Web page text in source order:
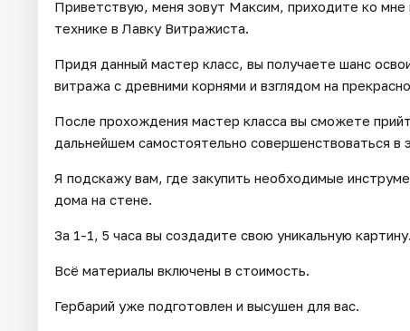
Приветствую, меня зовут Максим, приходите ко мне
технике в Лавку Витражиста.
Придя данный мастер класс, вы получаете шанс
витража с древними корнями и взглядом на
После прохождения мастер класса вы сможете
дальнейшем самостоятельно совершенствоваться в
Я подскажу вам, где закупить необходимые
дома на стене.
За 1-1, 5 часа вы создадите свою уникальную картину.
Всё материалы включены в стоимость.
Гербарий уже подготовлен и высушен для вас.